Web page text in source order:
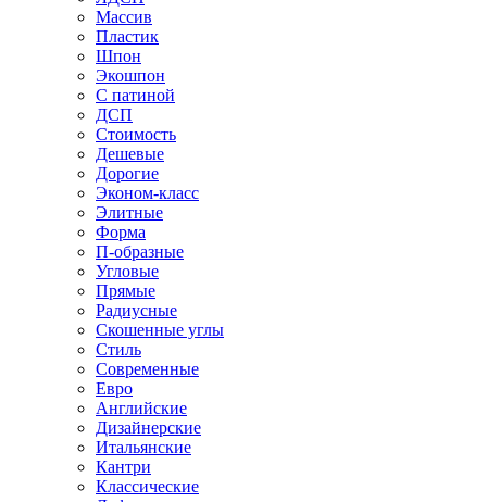
Массив
Пластик
Шпон
Экошпон
С патиной
ДСП
Стоимость
Дешевые
Дорогие
Эконом-класс
Элитные
Форма
П-образные
Угловые
Прямые
Радиусные
Скошенные углы
Стиль
Современные
Евро
Английские
Дизайнерские
Итальянские
Кантри
Классические